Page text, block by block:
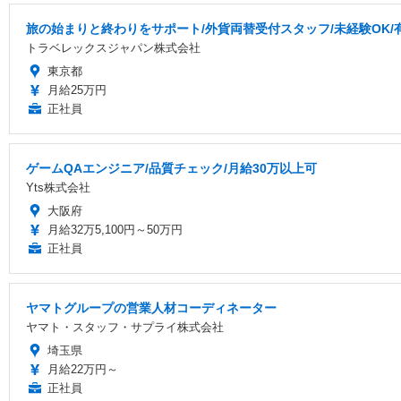
旅の始まりと終わりをサポート/外貨両替受付スタッフ/未経験OK/
トラベレックスジャパン株式会社
東京都
月給25万円
正社員
ゲームQAエンジニア/品質チェック/月給30万以上可
Yts株式会社
大阪府
月給32万5,100円～50万円
正社員
ヤマトグループの営業人材コーディネーター
ヤマト・スタッフ・サプライ株式会社
埼玉県
月給22万円～
正社員